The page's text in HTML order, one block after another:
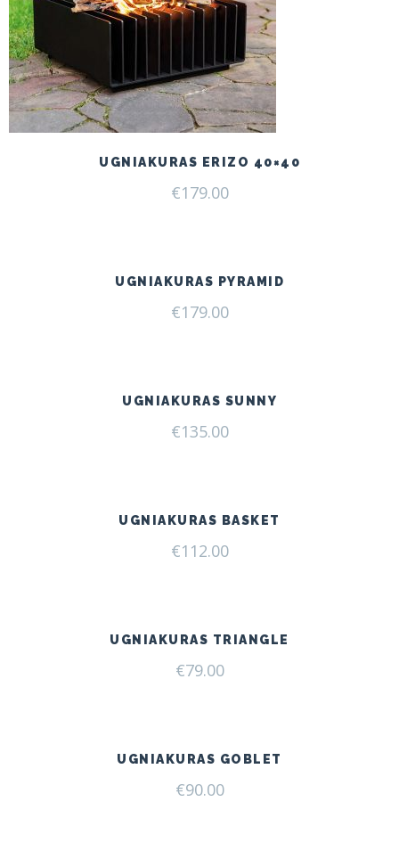
UGNIAKURAS ERIZO 40×40
€179.00
UGNIAKURAS PYRAMID
€179.00
UGNIAKURAS SUNNY
€135.00
UGNIAKURAS BASKET
€112.00
UGNIAKURAS TRIANGLE
€79.00
UGNIAKURAS GOBLET
€90.00